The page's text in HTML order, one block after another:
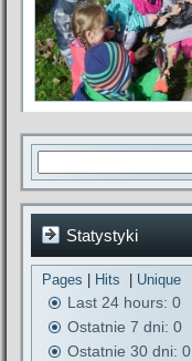
Statystyki
Pages Hits Unique
Last 24 hours: 0
Ostatnie 7 dni: 0
Ostatnie 30 dni: 0